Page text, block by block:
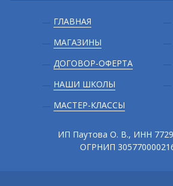
Подвал
ГЛАВНАЯ
МАГАЗИНЫ
ДОГОВОР-ОФЕРТА
НАШИ ШКОЛЫ
МАСТЕР-КЛАССЫ
ИП Паутова О. В., ИНН
ОГРНИП